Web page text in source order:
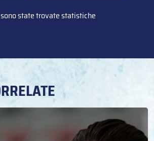
state trovate statistiche